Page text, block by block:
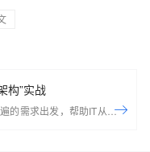
构”实战
的需求出发，帮助IT从业者